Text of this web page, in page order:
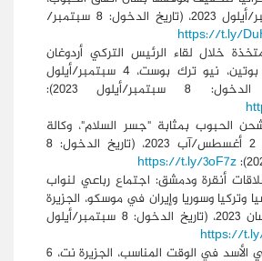
الشرق، 4 سبتمبر/أيلول 2023، (تاريخ الدخول: 8 سبتمبر/
https://t.ly/
خلال لقاء الرئيس التركي أردوغان
بنظيره الروسي بوتين، نيو ترك بوست، 4 سبتمبر/أيلول
الحبوب بمثابة "جسر السلام"، وكالة
الأناضول للأنباء، 2 أغسطس/آب 2023، (تاريخ الدخول: 8
https://t.ly/3oF7z
أنقرة ودمشق: اجتماع رباعي لنواب
وتركيا وسوريا وإيران في موسكو، الجزيرة
نت، 3 أبريل/نيسان 2023، (تاريخ الدخول: 8 سبتمبر/أيلول
https://
أردوغان: قد ألتقي الأسد في الوقت المناسب، الجزيرة نت، 6